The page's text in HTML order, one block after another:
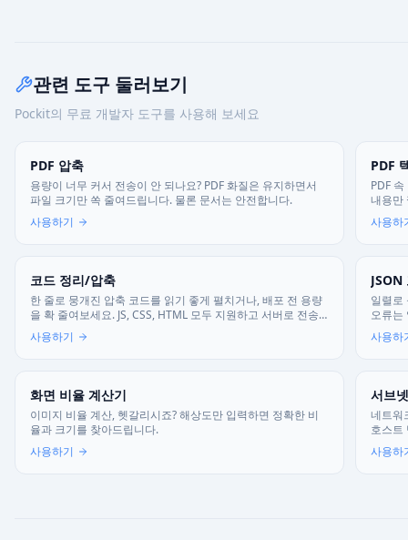
관련 도구 둘러보기
Pockit의 무료 개발자 도구를 사용해 보세요
PDF 압축
용량이 너무 커서 전송이 안 되나요? PDF 화질은 유지하면서
파일 크기만 쏙 줄여드립니다. 물론 문서는 안전합니다.
사용하기
PDF
PDF
내용만
사용하
코드 정리/압축
한 줄로 뭉개진 압축 코드를 읽기 좋게 펼치거나, 배포 전 용량
을 확 줄여보세요. JS, CSS, HTML 모두 지원하고 서버로 전송
되지 않아 안심하고 쓸 수 있어요.
사용하기
JSON
일렬로
오류는
요.
사용하
화면 비율 계산기
이미지 비율 계산, 헷갈리시죠? 해상도만 입력하면 정확한 비
율과 크기를 찾아드립니다.
사용하기
서브
네트워
호스트
사용하